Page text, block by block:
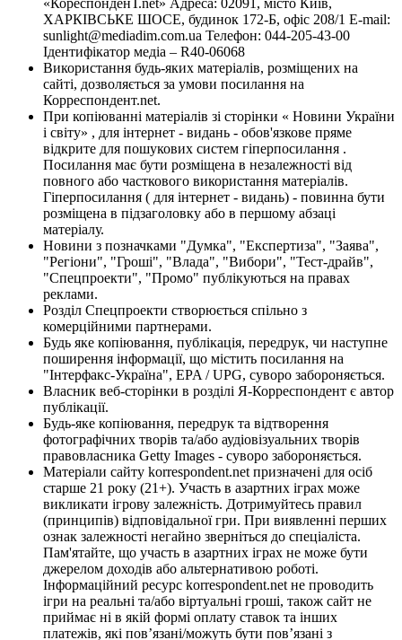
ХАРКІВСЬКЕ ШОСЕ, будинок 172-Б, офіс 208/1 E-mail:
sunlight@mediadim.com.ua Телефон: 044-205-43-00
Ідентифікатор медіа – R40-06068
Використання будь-яких матеріалів, розміщених на
сайті, дозволяється за умови посилання на
Корреспондент.net.
При копіюванні матеріалів зі сторінки « Новини України
і світу» , для інтернет - видань - обов'язкове пряме
відкрите для пошукових систем гіперпосилання .
Посилання має бути розміщена в незалежності від
повного або часткового використання матеріалів.
Гіперпосилання ( для інтернет - видань) - повинна бути
розміщена в підзаголовку або в першому абзаці
матеріалу.
Новини з позначками "Думка", "Експертиза", "Заява",
"Регіони", "Гроші", "Влада", "Вибори", "Тест-драйв",
"Спецпроекти", "Промо" публікуються на правах
реклами.
Розділ Спецпроекти створюється спільно з
комерційними партнерами.
Будь яке копіювання, публікація, передрук, чи наступне
поширення інформації, що містить посилання на
"Інтерфакс-Україна", EPA / UPG, суворо забороняється.
Власник веб-сторінки в розділі Я-Корреспондент є автор
публікації.
Будь-яке копіювання, передрук та відтворення
фотографічних творів та/або аудіовізуальних творів
правовласника Getty Images - суворо забороняється.
Матеріали сайту korrespondent.net призначені для осіб
старше 21 року (21+). Участь в азартних іграх може
викликати ігрову залежність. Дотримуйтесь правил
(принципів) відповідальної гри. При виявленні перших
ознак залежності негайно зверніться до спеціаліста.
Пам'ятайте, що участь в азартних іграх не може бути
джерелом доходів або альтернативою роботі.
Інформаційний ресурс korrespondent.net не проводить
ігри на реальні та/або віртуальні гроші, також сайт не
приймає ні в якій формі оплату ставок та інших
платежів, які пов’язані/можуть бути пов’язані з